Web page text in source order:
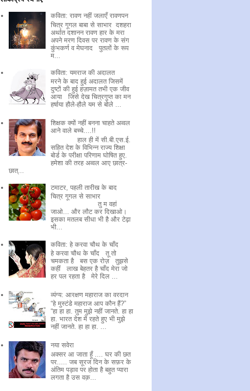
कविता: रावण नहीं जलाएँ रावणपन
चित्र गूगल बाबा से साभार दशहरा
अर्थात दशानन रावण हार के मरा
अपने मरण दिवस पर रावण के संग
कुंभकर्ण व मेघनाद पुतलों के रूप
म...
कविता: यमराज की अदालत
मरने के बाद हुई अदालत जिसमें
दुष्टों की हुई हज़ामत तभी एक जीव
आया जिसे देख चित्रगुप्त का मन
हर्षाया हौले-हौले यम से बोले ...
शिक्षक क्यों नहीं बनना चाहते अव्वल
आने वाले बच्चे....!!
हाल ही में सी.बी.एस.ई.
सहित देश के विभिन्न राज्य शिक्षा
बोर्ड के परीक्षा परिणाम घोषित हुए.
हमेशा की तरह अव्वल आए छात्र-
छात्...
टमाटर, पहली तारीख के बाद
चित्र गूगल से साभार
तु म वहां
जाओ... और लौट कर दिखाओ।
इसका मतलब सीधा भी है और टेढ़ा
भी...
कविता: हे करवा चौथ के चाँद
हे करवा चौथ के चाँद तू तो
चमकता है बस एक रोज़ तुझसे
कहीं लाख बेहतर है चाँद मेरा जो
हर पल रहता है मेरे दिल ...
व्यंग्य: आरक्षण महाराज का वरदान
“हे मुस्टंडे महाराज आप कौन हैं?”
“हा हा हा. तुम मुझे नहीं जानते. हा हा
हा. भारत देश में रहते हुए भी मुझे
नहीं जानते. हा हा हा. ...
नया सवेरा
अक्सर आ जाता हूँ .... घर की छत
पर..... जब सूरज दिन के सफ़र के
अंतिम पड़ाव पर होता है बहुत प्यारा
लगता है उस वक़...